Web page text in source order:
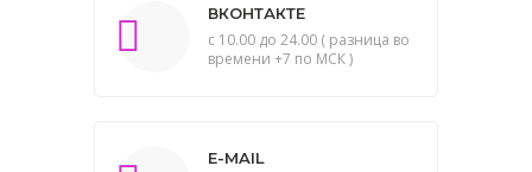
ВКОНТАКТЕ
с 10.00 до 24.00 ( разница во
времени +7 по МСК )
E-MAIL